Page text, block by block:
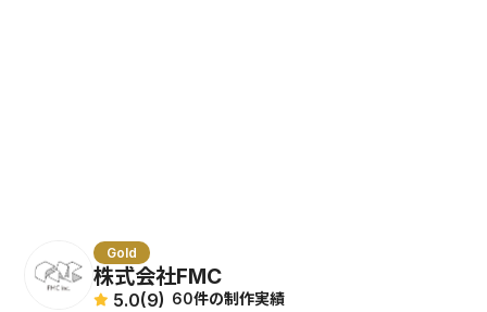
Gold
株式会社FMC
5.0(9) 60件の制作実績